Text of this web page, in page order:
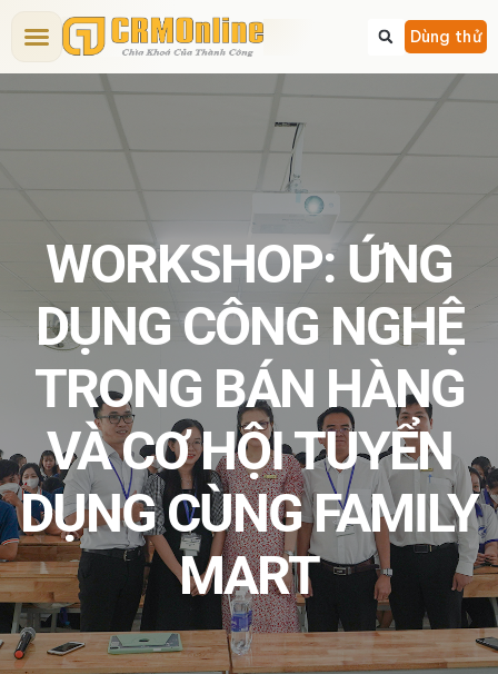
Dùng thử
WORKSHOP: ỨNG
DỤNG CÔNG NGHỆ
TRONG BÁN HÀNG
VÀ CƠ HỘI TUYỂN
DỤNG CÙNG FAMILY
MART